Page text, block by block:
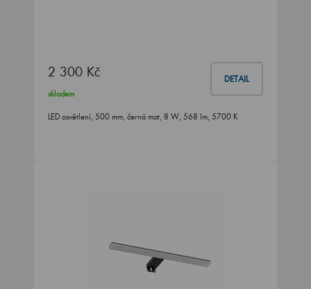
2 300 Kč DETAIL
skladem
LED osvětlení, 500 mm, černá mat, 8 W, 568 lm, 5700 K